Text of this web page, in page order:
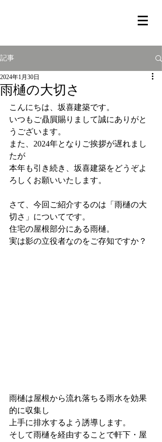
記事
雨樋の大切さ
2024年1月30日
こんにちは、坂喜建築です。
いつもご贔屓賜りまして誠にありがと
うございます。
また、2024年となりご挨拶が遅れまし
たが
本年も引き続き、坂喜建築をどうぞよ
ろしくお願いいたします。
さて、今回ご紹介するのは「雨樋の大
切さ」についてです。
住宅の屋根部分にある雨樋。
実は影の立役者なのをご存知ですか？
雨樋は屋根から流れ落ちる雨水を効果
的に収集し
上手に排水するよう誘導します。
そして雨樋を経由することで軒下・屋